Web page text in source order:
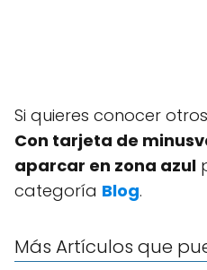
Si quieres conocer
Con tarjeta de
aparcar en zona azul
categoría Blog.
Más Artículos que